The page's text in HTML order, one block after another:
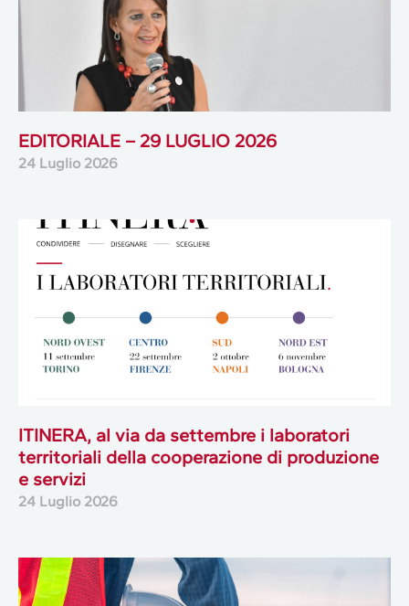
EDITORIALE – 29 LUGLIO 2026
24 Luglio 2026
ITINERA, al via da settembre i laboratori
territoriali della cooperazione di produzione
e servizi
24 Luglio 2026